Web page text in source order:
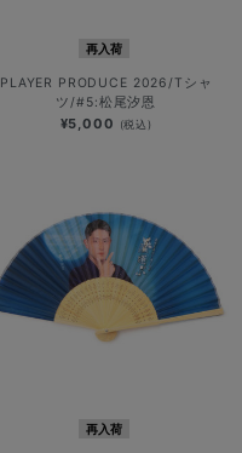
再入荷
PLAYER PRODUCE 2026/Tシャ
ツ/#5:松尾汐恩
¥5,000 (税込)
再入荷